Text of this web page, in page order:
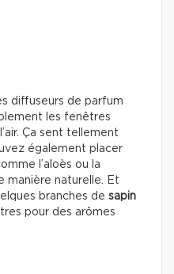
diffuseurs de parfum
les fenêtres
Ça sent tellement
également placer
l’aloès ou la
manière naturelle. Et
branches de sapin
pour des arômes